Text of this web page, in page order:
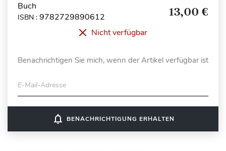
Buch
ISBN : 9782729890612 13,00 €
Nicht verfügbar
Benachrichtigen Sie mich, wenn der Artikel verfügbar ist
E-Mail-Adresse
notifications_none BENACHRICHTIGUNG ERHALTEN